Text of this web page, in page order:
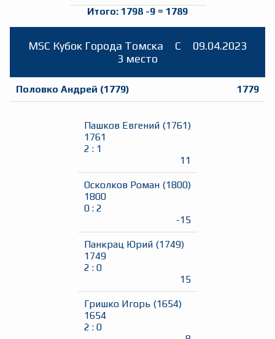
Итого: 1798 -9 = 1789
MSC Кубок Города Томска C
09.04.2023
3 место
Половко Андрей (1779) 1779
Пашков Евгений (1761)
1761
2 : 1
11
Осколков Роман (1800)
1800
0 : 2
-15
Панкрац Юрий (1749)
1749
2 : 0
15
Гришко Игорь (1654)
1654
2 : 0